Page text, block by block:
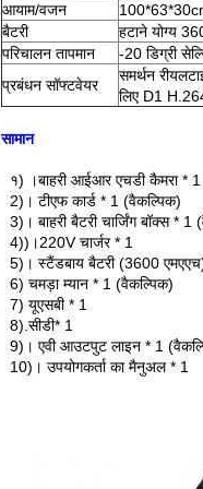
आयाम/वजन
बैटरी
हटाने योग्य
परिचालन तापमान
-20 डिग्री
प्रबंधन सॉफ्टवेयर
समर्थन
लिए D1
सामान
१) ।बाहरी आईआर एचडी कैमरा *
2)। टीएफ कार्ड * 1 (वैकल्पिक)
3)। बाहरी बैटरी चार्जिंग बॉक्स * 1
4))।220V चार्जर * 1
5)। स्टैंडबाय बैटरी (3600
6) चमड़ा म्यान * 1 (वैकल्पिक)
7) यूएसबी * 1
8).सीडी* 1
9)। एवी आउटपुट लाइन * 1
10)। उपयोगकर्ता का मैनुअल * 1